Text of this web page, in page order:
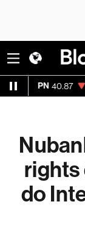
-2.99%
rights
do